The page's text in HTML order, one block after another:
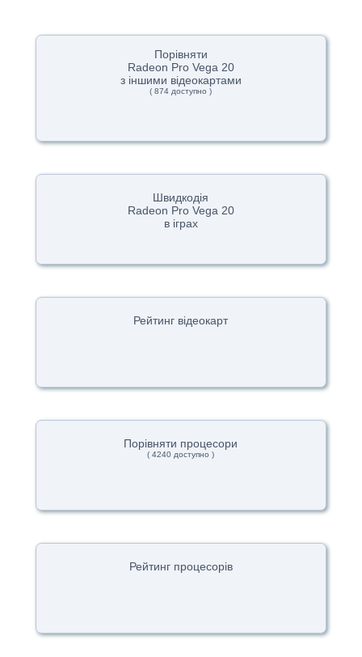
Порівняти
Radeon Pro Vega 20
з іншими відеокартами
( 874 доступно )
Швидкодія
Radeon Pro Vega 20
в іграх
Рейтинг відеокарт
Порівняти процесори
( 4240 доступно )
Рейтинг процесорів